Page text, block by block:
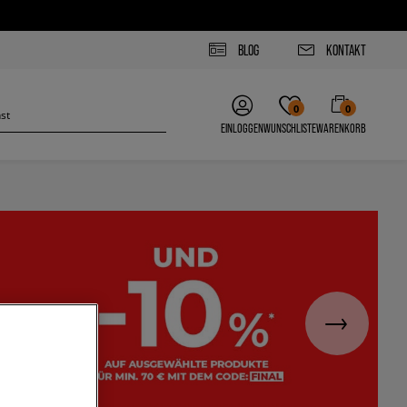
BLOG KONTAKT
EINLOGGEN
0
WUNSCHLISTE
0
WARENKORB